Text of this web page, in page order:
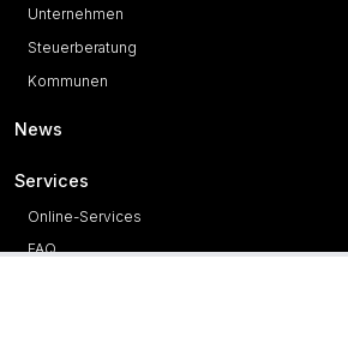
Unternehmen
Steuerberatung
Kommunen
News
Services
Online-Services
FAQ